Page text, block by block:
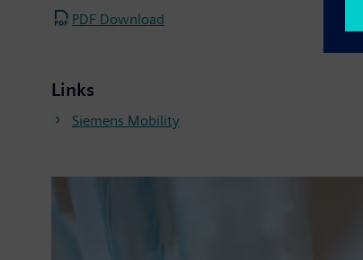
PDF Download
Links
Siemens Mobility